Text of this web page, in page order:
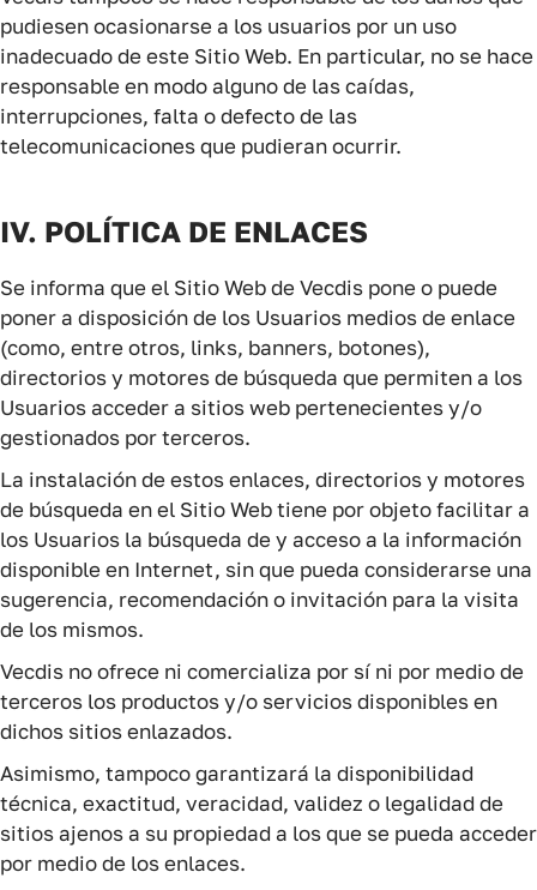
pudiesen ocasionarse a los usuarios por un uso
inadecuado de este Sitio Web. En particular, no se hace
responsable en modo alguno de las caídas,
interrupciones, falta o defecto de las
telecomunicaciones que pudieran ocurrir.
IV. POLÍTICA DE ENLACES
Se informa que el Sitio Web de Vecdis pone o puede
poner a disposición de los Usuarios medios de enlace
(como, entre otros, links, banners, botones),
directorios y motores de búsqueda que permiten a los
Usuarios acceder a sitios web pertenecientes y/o
gestionados por terceros.
La instalación de estos enlaces, directorios y motores
de búsqueda en el Sitio Web tiene por objeto facilitar a
los Usuarios la búsqueda de y acceso a la información
disponible en Internet, sin que pueda considerarse una
sugerencia, recomendación o invitación para la visita
de los mismos.
Vecdis no ofrece ni comercializa por sí ni por medio de
terceros los productos y/o servicios disponibles en
dichos sitios enlazados.
Asimismo, tampoco garantizará la disponibilidad
técnica, exactitud, veracidad, validez o legalidad de
sitios ajenos a su propiedad a los que se pueda acceder
por medio de los enlaces.